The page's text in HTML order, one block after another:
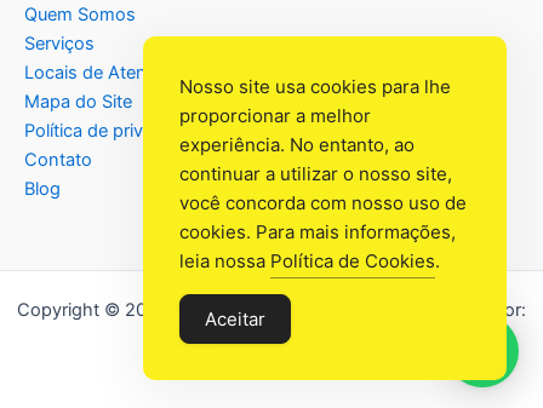
Quem Somos
Serviços
Locais de Atendimento
Mapa do Site
Política de privacidade
Contato
Blog
Copyright © 2026 Assistência Têcnica Eletro Lar | Criado por:
Industrial Web
Nosso site usa cookies para lhe
proporcionar a melhor
experiência. No entanto, ao
continuar a utilizar o nosso site,
você concorda com nosso uso de
cookies. Para mais informações,
leia nossa Política de Cookies.
Aceitar